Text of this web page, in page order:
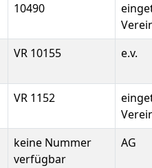
10490
VR 10155 e.v.
VR 1152
keine Nummer
verfügbar
AG